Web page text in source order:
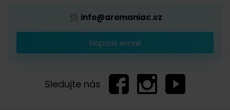
info@aromaniac.cz
Napsat email
Sledujte nás